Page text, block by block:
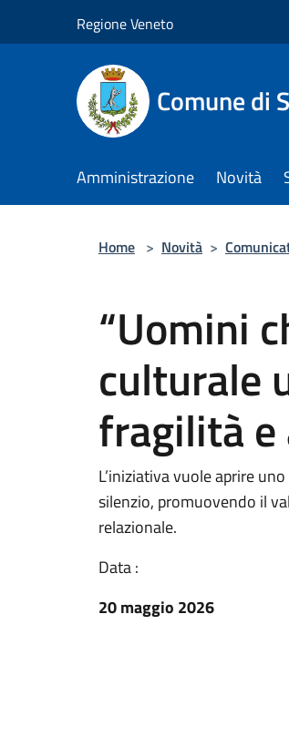
Regione Veneto
Comune di
Amministrazione Novità
Home > Novità >
“Uomini
culturale
fragilità e
L’iniziativa vuole aprire
silenzio, promuovendo il
relazionale.
Data :
20 maggio 2026